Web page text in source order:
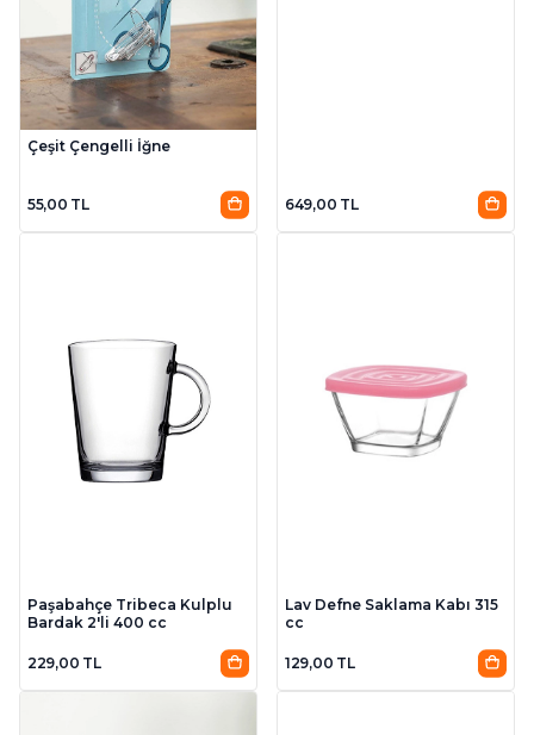
Çeşit Çengelli İğne
55,00 TL 649,00 TL
Paşabahçe Tribeca Kulplu
Bardak 2'li 400 cc
229,00 TL
Lav Defne Saklama Kabı 315
cc
129,00 TL